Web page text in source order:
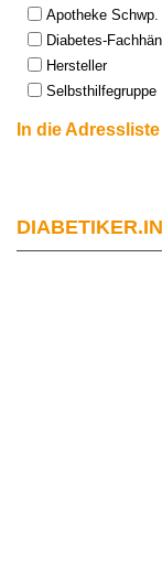
Apotheke Schwp.
Diabetes-
Hersteller
Selbsthilfegruppe
In die